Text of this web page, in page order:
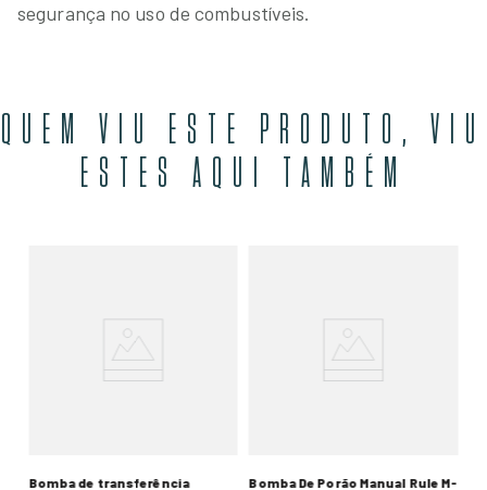
segurança no uso de combustíveis.
QUEM VIU ESTE PRODUTO, VIU
ESTES AQUI TAMBÉM
Bomba de transferência
Bomba De Porão Manual Rule M-